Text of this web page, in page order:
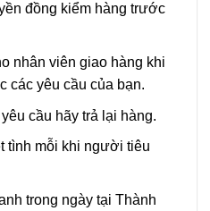
đồng kiểm hàng trước
nhân viên giao hàng khi
các yêu cầu của bạn.
cầu hãy trả lại hàng.
tình mỗi khi người tiêu
trong ngày tại Thành